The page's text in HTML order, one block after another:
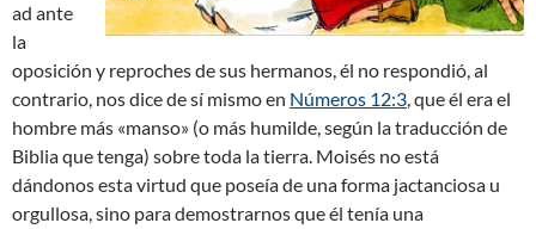
ad ante
la
oposición y reproches de sus hermanos, él no respondió, al
contrario, nos dice de sí mismo en Números 12:3, que él era el
hombre más «manso» (o más humilde, según la traducción de
Biblia que tenga) sobre toda la tierra. Moisés no está
dándonos esta virtud que poseía de una forma jactanciosa u
orgullosa, sino para demostrarnos que él tenía una